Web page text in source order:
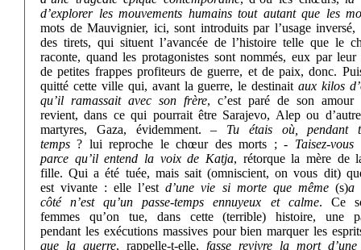
d’explorer les mouvements humains tout autant que les
mots de Mauvignier, ici, sont introduits par l’usage inversé,
des tirets, qui situent l’avancée de l’histoire telle que le
raconte, quand les protagonistes sont nommés, eux par leur
de petites frappes profiteurs de guerre, et de paix, donc.
quitté cette ville qui, avant la guerre, le destinaitaux kilos
qu’il ramassait avec son frère, c’est paré de son amour
revient, dans ce qui pourrait être Sarajevo, Alep ou
martyres, Gaza, évidemment. – Tu étais où, pendant
temps ? lui reproche le chœur des morts ; - Taisez-
parce qu’il entend la voix de Katja, rétorque la mère de
fille. Qui a été tuée, mais sait (omniscient, on vous dit)
est vivante : elle l’estd’une vie si morte que même(s)a
côté n’est qu’un passe-temps ennuyeux et calme. Ce
femmes qu’on tue, dans cette (terrible) histoire, une
pendant les exécutions massives pour bien marquer les
que la guerre, rappelle-t-elle, fasse revivre la mort d’une